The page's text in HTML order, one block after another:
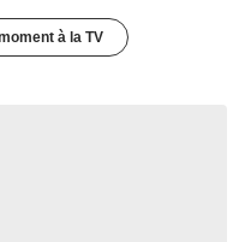
à la TV